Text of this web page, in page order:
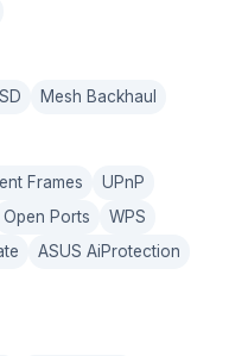
Mesh Backhaul
Frames
UPnP
Open Ports
WPS
ASUS AiProtection